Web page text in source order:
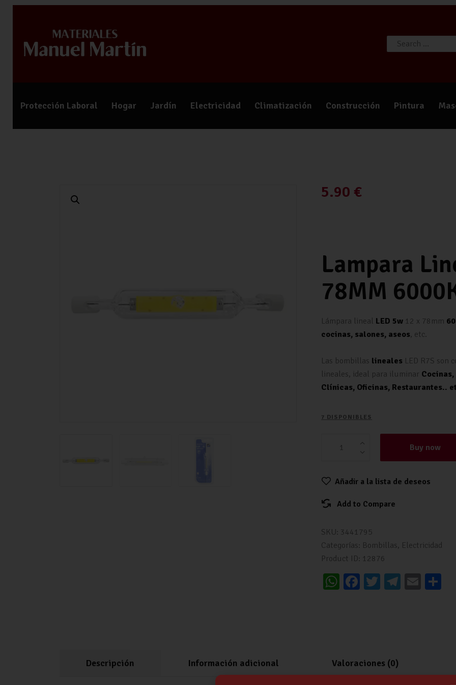
Protección Laboral Hogar Jardín Electricidad Climatización Construcción Pintura
CONTACTO
5.90 €
Lampara
78MM
Lámpara lineal LED 5w 12 x 78mm
cocinas, salones, aseos, etc.
Las bombillas lineales LED R7S son
lineales, ideal para iluminar
Clínicas, Oficinas, Restaurantes..
7 DISPONIBLES
Buy now
Añadir a la lista de deseos
Add to Compare
SKU: 3441795
Categorías: Bombillas, Electricidad
Product ID: 12876
W
p
p
Fa
k
T
Te E
Descripción Información adicional Valoraciones (0)